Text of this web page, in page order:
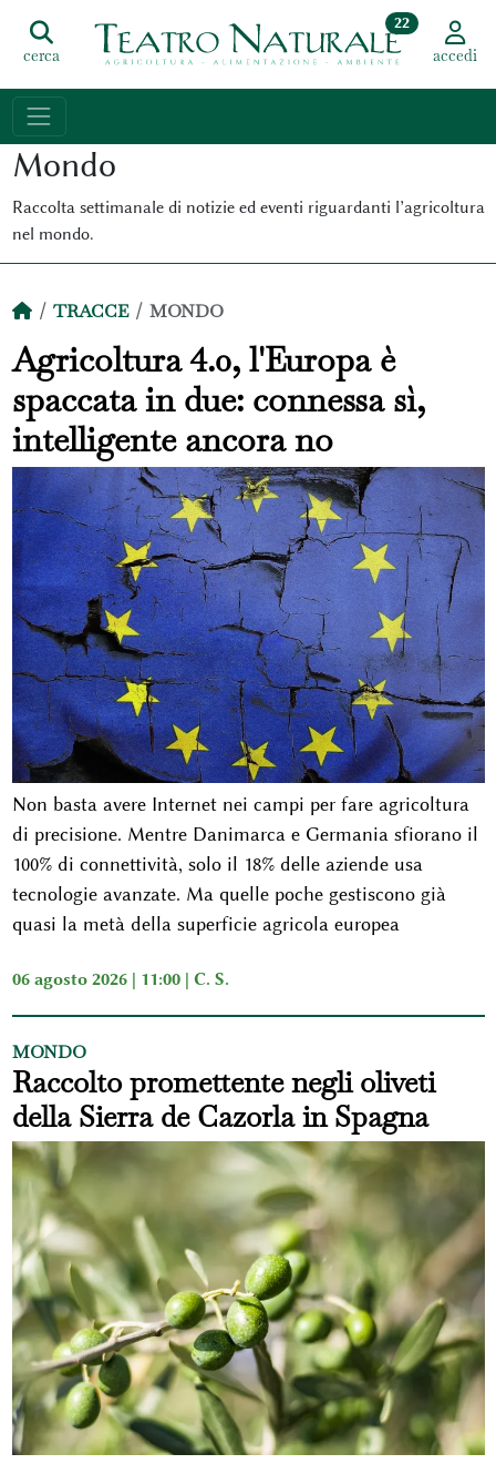
cerca
22
accedi
Mondo
Raccolta settimanale di notizie ed eventi riguardanti l’agricoltura
nel mondo.
TRACCE MONDO
Agricoltura 4.0, l'Europa è
spaccata in due: connessa sì,
intelligente ancora no
Non basta avere Internet nei campi per fare agricoltura
di precisione. Mentre Danimarca e Germania sfiorano il
100% di connettività, solo il 18% delle aziende usa
tecnologie avanzate. Ma quelle poche gestiscono già
quasi la metà della superficie agricola europea
06 agosto 2026 | 11:00 | C. S.
MONDO
Raccolto promettente negli oliveti
della Sierra de Cazorla in Spagna